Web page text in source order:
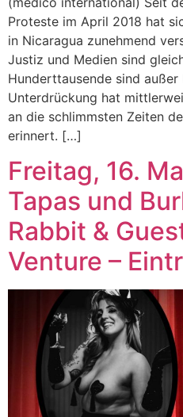
Proteste im April 2018 hat
in Nicaragua zunehmend
Justiz und Medien sind
Hunderttausende sind
Unterdrückung hat
an die schlimmsten Zeiten
erinnert. […]
Freitag, 16.
Tapas und
Rabbit &
Venture –